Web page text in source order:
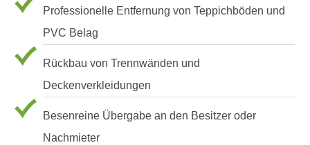
Professionelle Entfernung von Teppichböden und
PVC Belag
Rückbau von Trennwänden und
Deckenverkleidungen
Besenreine Übergabe an den Besitzer oder
Nachmieter